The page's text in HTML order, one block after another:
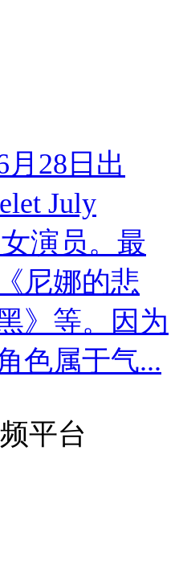
月28日出
July
演员。最
尼娜的悲
》等。因为
色属于气...
平台